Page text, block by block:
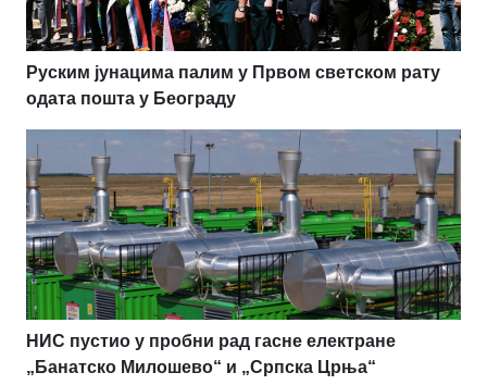
Руским јунацима палим у Првом светском рату
одата пошта у Београду
НИС пустио у пробни рад гасне електране
„Банатско Милошево“ и „Српска Црња“